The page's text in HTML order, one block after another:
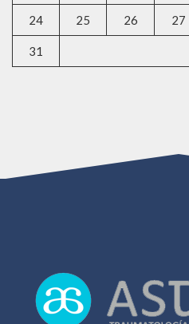
24 25 26 27
31